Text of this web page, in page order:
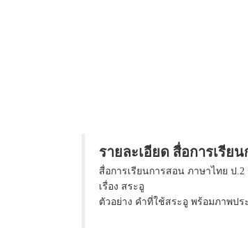
รายละเอียด สื่อการเรีย
สื่อการเรียนการสอน ภาษาไทย ป
เรื่อง สระอู
ตัวอย่าง คำที่ใช้สระอู พร้อมภาพปร